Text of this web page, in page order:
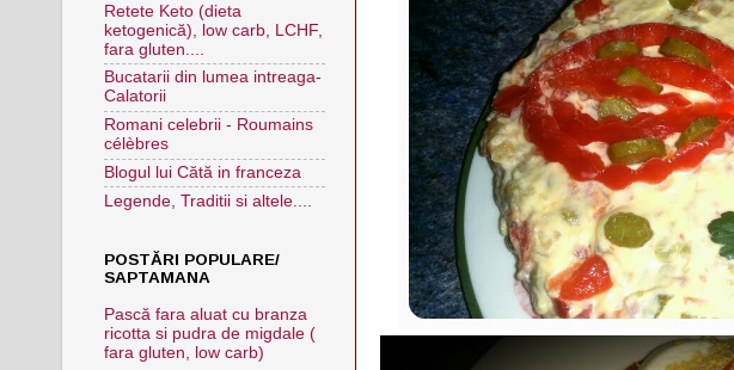
Retete Keto (dieta
ketogenică), low carb, LCHF,
fara gluten....
Bucatarii din lumea intreaga-
Calatorii
Romani celebrii - Roumains
célèbres
Blogul lui Cătă in franceza
Legende, Traditii si altele....
POSTĂRI POPULARE/
SAPTAMANA
Pască fara aluat cu branza
ricotta si pudra de migdale (
fara gluten, low carb)